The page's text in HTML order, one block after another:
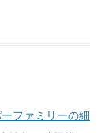
ファミリーの細